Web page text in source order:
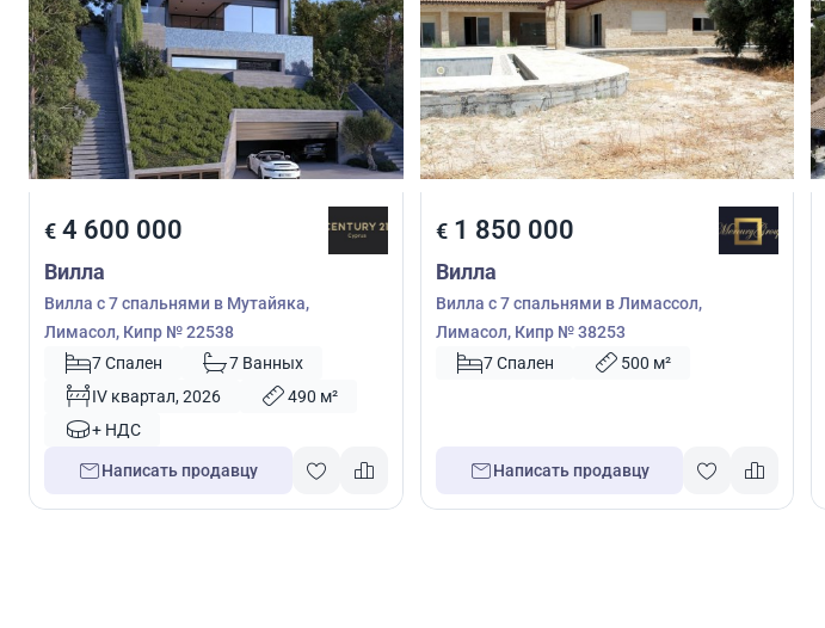
€ 4 600 000
Вилла
Вилла с 7 спальнями в Мутайяка,
Лимасол, Кипр № 22538
7 Спален
7 Ванных
IV квартал, 2026
490 м²
+ НДС
Написать продавцу
€1 850 000
Вилла
Вилла с 7 спальнями в Лимассол,
Лимасол, Кипр № 38253
7 Спален
500 м²
Написать продавцу